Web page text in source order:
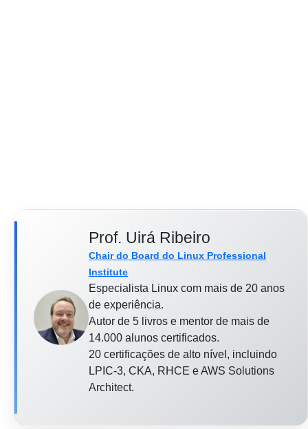
Prof. Uirá Ribeiro
Chair do Board do Linux Professional
Institute
Especialista Linux com mais de 20 anos
de experiência.
Autor de 5 livros e mentor de mais de
14.000 alunos certificados.
20 certificações de alto nível, incluindo
LPIC-3, CKA, RHCE e AWS Solutions
Architect.